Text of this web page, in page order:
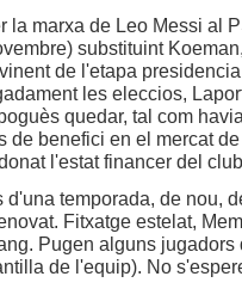
la marxa de Leo Messi al
substituint
de l'etapa
les eleccios,
quedar, tal com
de benefici en el mercat
l'estat financer del
temporada, de nou,
Fitxatge estelat,
Pugen alguns
de l'equip). No